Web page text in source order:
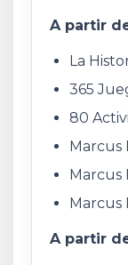
A partir
La
365
80
Marcus
Marcus
Marcus
A partir